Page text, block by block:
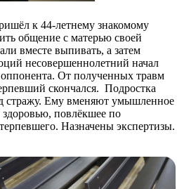
к 44-летнему знакомому
общение с матерью своей
вместе выпивать, а затем
несовершеннолетний начал
От полученных травм
скончался. Подростка
стражу. Ему вменяют умышленное
повлёкшее по
Назначены экспертизы.